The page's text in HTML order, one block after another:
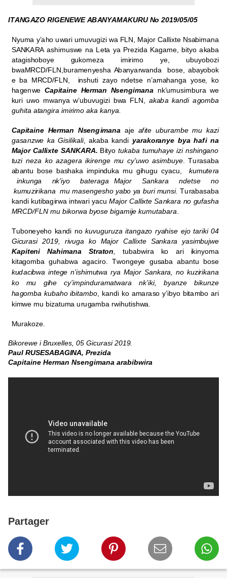
ITANGAZORIGENEWEABANYAMAKURUNo2019/05/05
Nyuma y’ahouwariumuvugizi wa FL N MajorCallixte Nsabimana
SANKARA ashimuswe na Leta ya Prezida Kagame, bityoakaba
atagishoboye gukomeza imirimo ye,ubuyobozi
bwaMRCD/FL N buramenyesha Abanyarwanda bose abayobok
e ba MRCD/FL N inshuti zayo ndetse n’amahanga yose, ko
hagenwe Capitaine Herman Nsengimana nk’umusimburawe
kuriuwo mwanya w’ubuvugizi bwa FL N akaba kandi agomba
guhita atangira imirimoakakanya
Capitaine Herman Nsengimana aje afiteuburambemu kazi
gasanzwe ka Gisilikali,akaba kandi yarakoranye byahafina
MajorCallixteSANKARA. Bityotukaba tumuhayeizi nshingano
tuzineza koazagera ikirenge mu cy’uwoasimbuye. Turasaba
abantu bose bashaka impinduka mu gihugu cyacu kumutera
inkunga nk’iyobateraga MajorSankarandetse no
kumuzirikanamumasengesho yabo ya burimunsi. Turabasaba
kandi kutibagirwa intwari yacuMajor CallixteSankara no gufasha
MRCD/FL N mu bikorwa byosebigamijekumutabara
Tuboneyeho kandi nokuvuguruzaitangazo ryahise ejotariki04
Gicurasi2019, rivugako MajorCallixte Sankara yasimbujwe
KapiteniNahimana Straton tubabwira ko ari ikinyoma
kitagombaguhabwa agaciro. Twongeye gusabaabantu bose
kudacibwa integen’ishimutwa rya Major Sankara ,no kuzirikana
ko mu gihecy’impinduramatwarank’iki,byanzebikunze
hagombakubahoibitambo, kandi ko amaraso y’ibyo bitamboari
kimwe mu bizatumaurugamba rwihutishwa
Murakoze
Bikorewe iBruxelles, 05 Gicurasi2019.
PaulRUSESABAGINA,Prezida
Capitaine Herman Nsengimana arabibwira
Partager